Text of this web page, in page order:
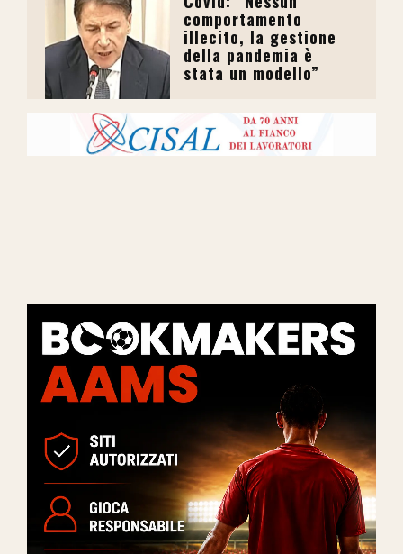
comportamento
illecito, la gestione
della pandemia è
stata un modello”